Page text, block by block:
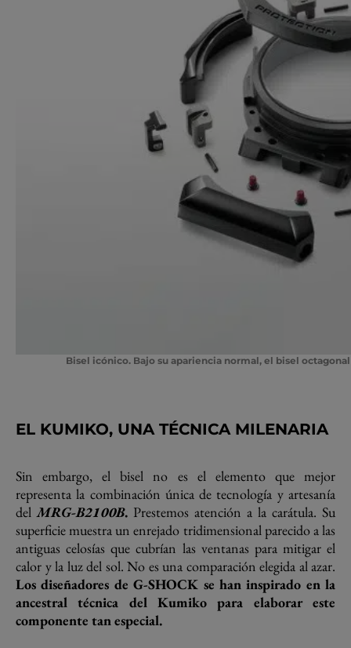
Bisel icónico. Bajo su apariencia normal, el bisel
EL KUMIKO, UNA TÉCNICA MILENARIA
Sin embargo, el bisel no es el elemento que mejor
representa la combinación única de tecnología y artesanía
delMRG-B2100B. Prestemos atención a la carátula. Su
superficie muestra un enrejado tridimensional parecido a las
antiguas celosías que cubrían las ventanas para mitigar el
calor y la luz del sol. No es una comparación elegida al azar.
Los diseñadores de G-SHOCK se han inspirado en la
ancestral técnica del Kumiko para elaborar este
componente tan especial.